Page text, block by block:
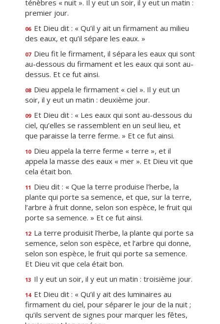
ténèbres « nuit ». Il y eut un soir, il y eut un matin :
premier jour.
06 Et Dieu dit : « Qu’il y ait un firmament au milieu
des eaux, et qu’il sépare les eaux. »
07 Dieu fit le firmament, il sépara les eaux qui sont
au-dessous du firmament et les eaux qui sont au-
dessus. Et ce fut ainsi.
08 Dieu appela le firmament « ciel ». Il y eut un
soir, il y eut un matin : deuxième jour.
09 Et Dieu dit : « Les eaux qui sont au-dessous du
ciel, qu’elles se rassemblent en un seul lieu, et
que paraisse la terre ferme. » Et ce fut ainsi.
10 Dieu appela la terre ferme « terre », et il
appela la masse des eaux « mer ». Et Dieu vit que
cela était bon.
11 Dieu dit : « Que la terre produise l’herbe, la
plante qui porte sa semence, et que, sur la terre,
l’arbre à fruit donne, selon son espèce, le fruit qui
porte sa semence. » Et ce fut ainsi.
12 La terre produisit l’herbe, la plante qui porte sa
semence, selon son espèce, et l’arbre qui donne,
selon son espèce, le fruit qui porte sa semence.
Et Dieu vit que cela était bon.
13 Il y eut un soir, il y eut un matin : troisième jour.
14 Et Dieu dit : « Qu’il y ait des luminaires au
firmament du ciel, pour séparer le jour de la nuit ;
qu’ils servent de signes pour marquer les fêtes,